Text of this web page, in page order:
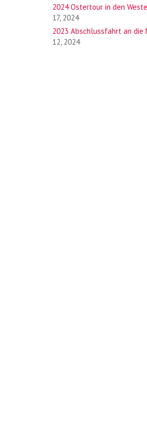
2024 Ostertour in den
17, 2024
2023 Abschlussfahrt an die
12, 2024